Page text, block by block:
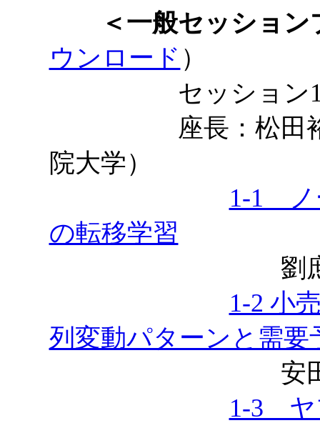
＜一般セッショ
ウンロード ）
セッショ
座長：松田裕貴
院大学）
1-1 ノ
の転移学習
劉庶，鳥
1-2 小
列変動パターンと需要
安田大誠，
1-3 ヤ